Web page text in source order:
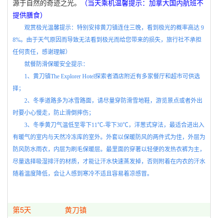
源于自然的奇迹之光。
（当天乘机温馨提示：加拿大国内航班不
提供膳食）
观赏极光温馨提示：特别安排黄刀镇连住三晚，看到极光的概率高达 9
8%。由于天气原因而导致无法看到极光而给您带来的损失，旅行社不承担
任何责任，感谢理解）
就餐防滑保暖安全提示：
1、黄刀镇The Explorer Hotel探索者酒店附近有多家餐厅和超市可供选
择；
2、冬季道路多为冰雪路面，请尽量穿防滑雪地鞋，游览景点或者外出
时要小心慢走，防止滑倒摔伤；
3、冬季黄刀气温低至零下11℃-零下30℃，洋葱式穿法，最适合进出入
有暖气的室内与天然冷冻库的室外。外套以保暖防风的两件式为佳，外层为
防风防水雨衣，内层为刷毛保暖层。最里面的穿著以轻便的发热衣裤为主，
尽量选择吸湿排汗的材质，才能让汗水快速蒸发掉，否则附着在内衣的汗水
随着温度降低，会让人感到寒冷不适且容易着凉感冒。
第5天 黄刀镇